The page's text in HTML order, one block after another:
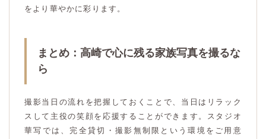
をより華やかに彩ります。
まとめ：高崎で心に残る家族写真を撮るな
ら
撮影当日の流れを把握しておくことで、当日はリラック
スして主役の笑顔を応援することができます。スタジオ
華写では、完全貸切・撮影無制限という環境をご用意